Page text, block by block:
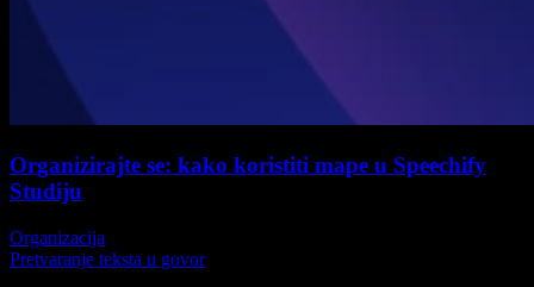
Organizirajte se: kako koristiti mape u Speechify
Studiju
Organizacija
Pretvaranje teksta u govor